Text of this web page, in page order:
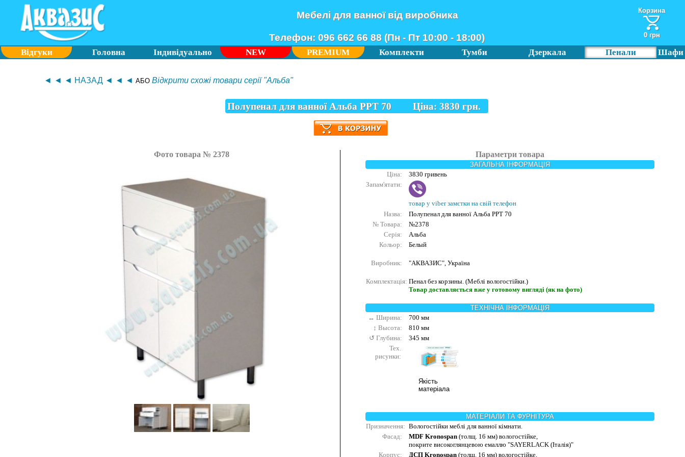
Мебелі для ванної від виробника
Телефон: 096 662 66 88 (Пн - Пт 10:00 - 18:00)
Корзина
0 грн
Відгуки Головна Індивідуально NEW PREMIUM Комплекти Тумби Дзеркала Пенали Шафи
◄ ◄ ◄ НАЗАД ◄ ◄ ◄ АБО Відкрити схожі товари серії "Альба"
Полупенал для ванної Альба РРТ 70 Ціна: 3830грн.
Фото товара № 2378 Параметри товара
ЗАГАЛЬНА ІНФОРМАЦІЯ
Ціна:
3830 гривень
Запам'ятати:
товар у viber замєтки на свій телефон
Назва:
Полупенал для ванної Альба РРТ 70
№ Товара:
№2378
Серія:
Альба
Кольор:
Белый
Виробник: "АКВАЗИС", Україна
Комплектація: Пенал без корзины. (Меблі вологостійки.)
Товар доставляється вже у готовому вигляді (як на фото)
ТЕХНІЧНА ІНФОРМАЦІЯ
↔ Ширина:
700 мм
↕ Высота:
810 мм
↺ Глубина:
345 мм
Тех.
рисунки:
Якість
матеріала
МАТЕРІАЛИ ТА ФУРНІТУРА
Призначення: Вологостійки меблі для ванної кімнати.
Фасад:
MDF Kronospan(толщ. 16 мм) вологостійке,
покрите високоглянцевою емаллю "SAYERLACK (Італія)"
Корпус:
ДСП Kronospan(толщ. 16 мм) вологостійке,